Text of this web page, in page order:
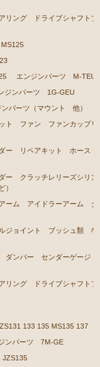
ジエーター パワー
リング ドライブシャフトブ
エンジンパーツ M-TEU
ジンパーツ 1G-GEU
ンパーツ（マウント 他）
ト ファン ファンカップリ
ダー リペアキット ホース
ー クラッチレリーズシリン
）
ーム アイドラーアーム タ
ジョイント ブッシュ類 な
ダンパー センダーゲージ
リング ドライブシャフトブ
133 135 MS135 137
ンパーツ 7M-GE
JZS135